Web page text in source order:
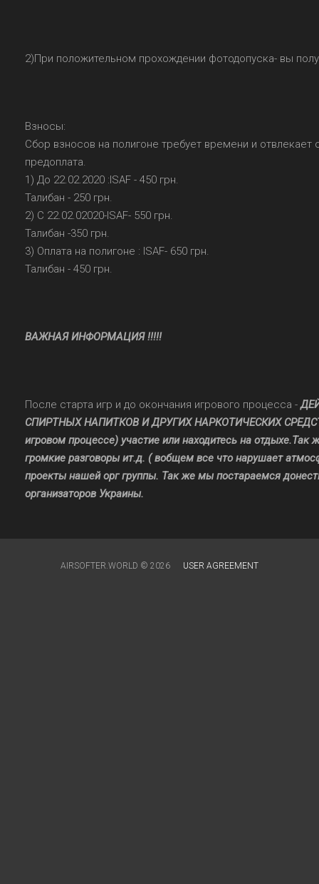
2)При положительном прохождении фотодопуска- вы
Взносы:
Сбор взносов на полигоне требует времени и
предоплата.
1) До 22.02.2020 :ISAF - 450 грн.
Талибан - 250 грн.
2) С 22.02.02020-ISAF- 550 грн.
Талибан -350 грн.
3) Оплата на полигоне : ISAF- 650 грн.
Талибан - 450 грн.
ВАЖНАЯ ИНФОРМАЦИЯ !!!!!
После старта игр и до окончания игрового процесса -
СПИРТНЫХ НАПИТКОВ И ДРУГИХ НАРКОТИЧЕСКИХ
игровом процессе) участие или находитесь на
громкие разговоры ит.д. ( вобщем все что нарушает
проекты нашей орг группы. Так же мы постараемся
организаторов Украины.
AIRSOFTER.WORLD © 2026 USER AGREEMENT